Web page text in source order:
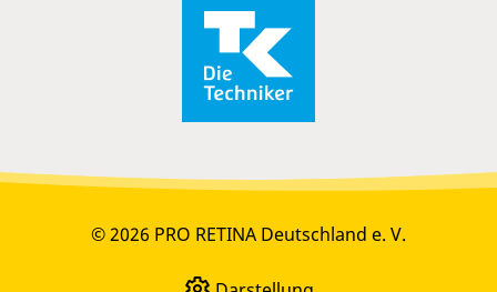
© 2026 PRO RETINA Deutschland e. V.